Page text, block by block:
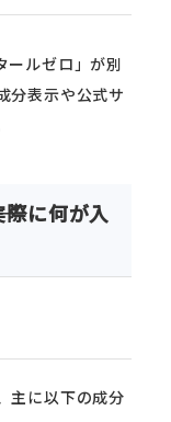
ールゼロ」が別
分表示や公式サ
際に何が入
主に以下の成分